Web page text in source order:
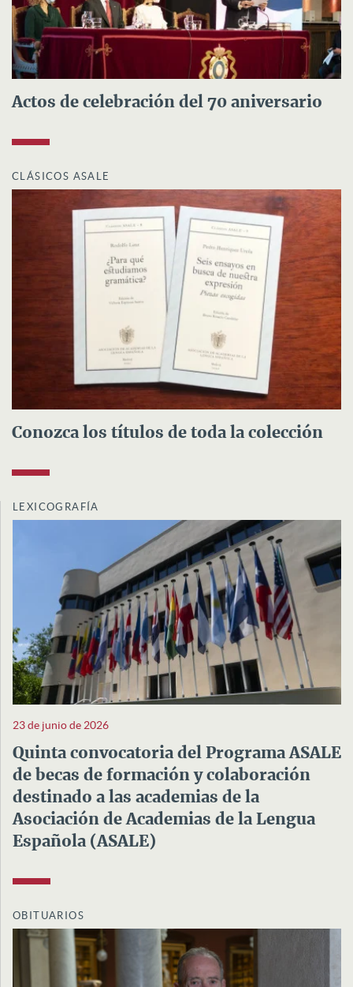
Actos de celebración del 70 aniversario
CLÁSICOS ASALE
Conozca los títulos de toda la colección
LEXICOGRAFÍA
23 de junio de 2026
Quinta convocatoria del Programa ASALE
de becas de formación y colaboración
destinado a las academias de la
Asociación de Academias de la Lengua
Española (ASALE)
OBITUARIOS